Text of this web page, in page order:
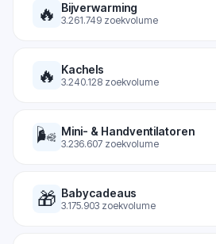
🔥 Bijverwarming
3.261.749 zoekvolume
🔥 Kachels
3.240.128 zoekvolume
🌬️ Mini- & Handventilatoren
3.236.607 zoekvolume
🎁 Babycadeaus
3.175.903 zoekvolume